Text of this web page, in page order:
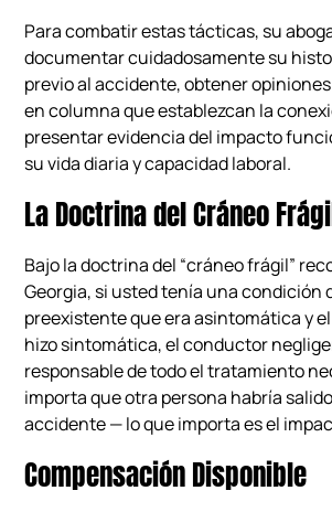
Para combatir estas tácticas, su
documentar cuidadosamente su
previo al accidente, obtener
en columna que establezcan la
presentar evidencia del impacto
su vida diaria y capacidad laboral.
La Doctrina del Cráneo
Bajo la doctrina del “cráneo frágil”
Georgia, si usted tenía una condición
preexistente que era asintomática y
hizo sintomática, el conductor
responsable de todo el tratamiento
importa que otra persona habría
accidente — lo que importa es el
Compensación Disponible